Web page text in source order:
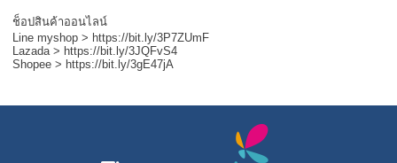
ช็อปสินค้าออนไลน์
Line myshop > https://bit.ly/3P7ZUmF
Lazada > https://bit.ly/3JQFvS4
Shopee > https://bit.ly/3gE47jA